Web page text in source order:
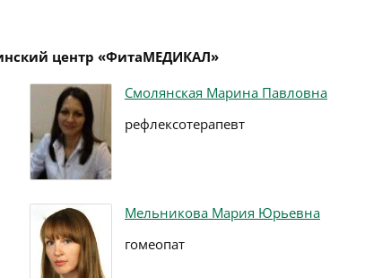
центр «ФитаМЕДИКАЛ»
Смолянская Марина Павловна
рефлексотерапевт
Мельникова Мария Юрьевна
гомеопат